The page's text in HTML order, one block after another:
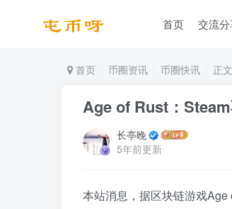
首页 交流
首页 币圈资讯 币圈快讯 正文
Age of Rust：
长亭晚
5年前更新
本站消息，据区块链游戏